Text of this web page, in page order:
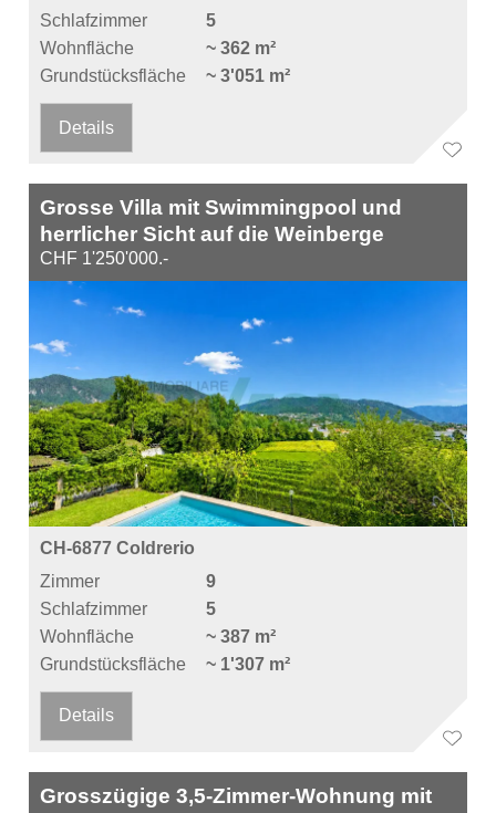
Schlafzimmer
5
Wohnfläche
~ 362 m²
Grundstücksfläche
~ 3'051 m²
Details
Grosse Villa mit Swimmingpool und
herrlicher Sicht auf die Weinberge
CHF 1'250'000.-
CH-6877 Coldrerio
Zimmer
9
Schlafzimmer
5
Wohnfläche
~ 387 m²
Grundstücksfläche
~ 1'307 m²
Details
Grosszügige 3,5-Zimmer-Wohnung mit